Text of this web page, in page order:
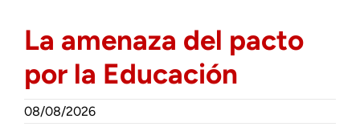
Actualidad
Actividades
La amenaza del pacto
por la Educación
08/08/2026